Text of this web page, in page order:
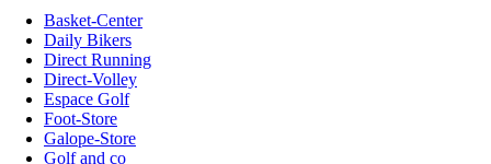
Basket-Center
Daily Bikers
Direct Running
Direct-Volley
Espace Golf
Foot-Store
Galope-Store
Golf and co